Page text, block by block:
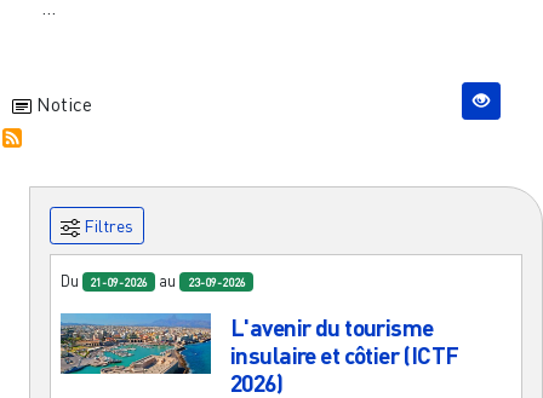
Notice
Filtres
Du 21-09-2026 au 23-09-2026
L'avenir du tourisme
insulaire et côtier (ICTF
2026)